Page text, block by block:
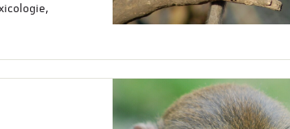
Nicolas
quitté